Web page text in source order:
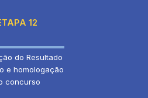
12
do Resultado
e homologação
concurso